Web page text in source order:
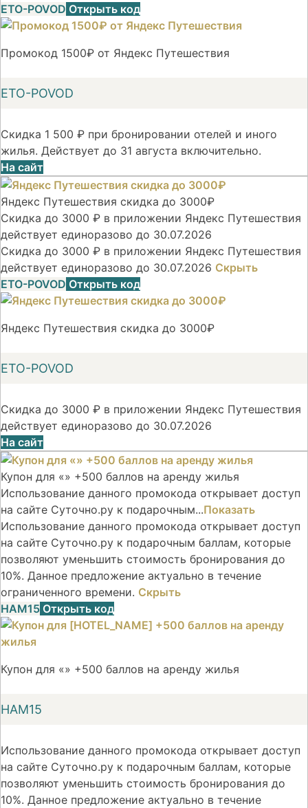
ETO-POVOD Открыть код
Промокод 1500₽ от Яндекс Путешествия
ETO-POVOD
Скидка 1 500 ₽ при бронировании отелей и иного
жилья. Действует до 31 августа включительно.
На сайт
Яндекс Путешествия скидка до 3000₽
Скидка до 3000 ₽ в приложении Яндекс Путешествия
действует единоразово до 30.07.2026
Скидка до 3000 ₽ в приложении Яндекс Путешествия
действует единоразово до 30.07.2026 Скрыть
ETO-POVOD Открыть код
Яндекс Путешествия скидка до 3000₽
ETO-POVOD
Скидка до 3000 ₽ в приложении Яндекс Путешествия
действует единоразово до 30.07.2026
На сайт
Купон для «» +500 баллов на аренду жилья
Использование данного промокода открывает доступ
на сайте Суточно.ру к подарочным...Показать
Использование данного промокода открывает доступ
на сайте Суточно.ру к подарочным баллам, которые
позволяют уменьшить стоимость бронирования до
10%. Данное предложение актуально в течение
ограниченного времени. Скрыть
НАМ15 Открыть код
Купон для «» +500 баллов на аренду жилья
НАМ15
Использование данного промокода открывает доступ
на сайте Суточно.ру к подарочным баллам, которые
позволяют уменьшить стоимость бронирования до
10%. Данное предложение актуально в течение